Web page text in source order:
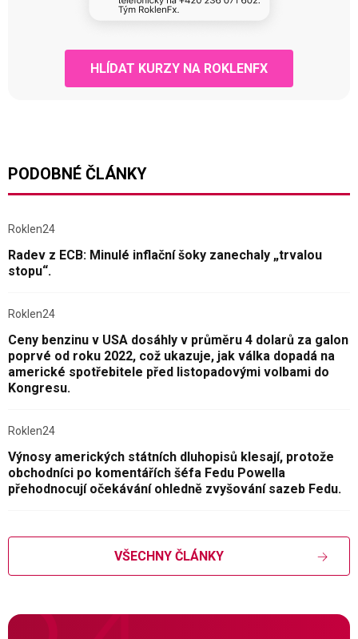
HLÍDAT KURZY NA ROKLENFX
PODOBNÉ ČLÁNKY
Roklen24
Radev z ECB: Minulé inflační šoky zanechaly „trvalou
stopu“.
Roklen24
Ceny benzinu v USA dosáhly v průměru 4 dolarů za galon
poprvé od roku 2022, což ukazuje, jak válka dopadá na
americké spotřebitele před listopadovými volbami do
Kongresu.
Roklen24
Výnosy amerických státních dluhopisů klesají, protože
obchodníci po komentářích šéfa Fedu Powella
přehodnocují očekávání ohledně zvyšování sazeb Fedu.
VŠECHNY ČLÁNKY